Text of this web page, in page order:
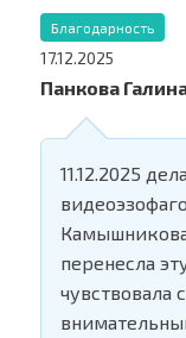
Благодарность
17.12.2025
Панкова
11.12.2025
перенесла
чувствовала